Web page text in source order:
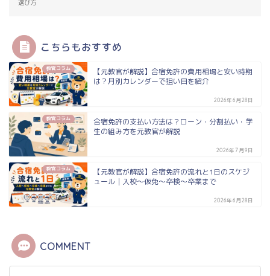
選び方
こちらもおすすめ
教官コラム
【元教官が解説】合宿免許の費用相場と安い時期
は？月別カレンダーで狙い目を紹介
2026年6月28日
教官コラム
合宿免許の支払い方法は？ローン・分割払い・学
生の組み方を元教官が解説
2026年7月9日
教官コラム
【元教官が解説】合宿免許の流れと1日のスケジ
ュール｜入校〜仮免〜卒検〜卒業まで
2026年6月28日
COMMENT